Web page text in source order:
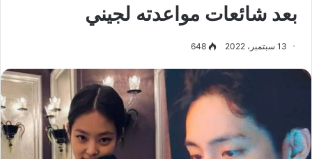
بعد شائعات مواعدته لجيني
13 سبتمبر، 2022 648